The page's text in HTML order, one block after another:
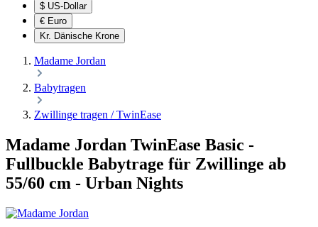
$ US-Dollar
€ Euro
Kr. Dänische Krone
Madame Jordan
Babytragen
Zwillinge tragen / TwinEase
Madame Jordan TwinEase Basic -
Fullbuckle Babytrage für Zwillinge ab
55/60 cm - Urban Nights